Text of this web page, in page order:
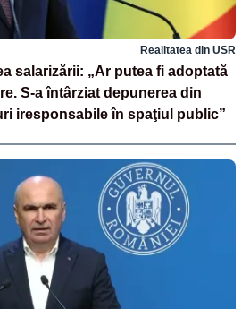
Realitatea din USR
salarizării: „Ar putea fi adoptată
S-a întârziat depunerea din
iresponsabile în spaţiul public”